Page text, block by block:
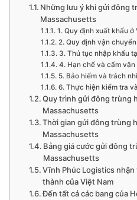
Những lưu ý khi gửi đông
Massachusetts
1. Quy định xuất khẩu ở
2. Quy định vận
3. Thủ tục nhập khẩu
4. Hạn chế và cấm vận
5. Bảo hiểm và trách
6. Thực hiện kiểm tra
Quy trình gửi đông trùng
Massachusetts
Thời gian gửi đông trùng
Massachusetts
Bảng giá cước gửi đông
Massachusetts
Vĩnh Phúc Logistics
thành của Việt Nam
Đến tất cả các bang của